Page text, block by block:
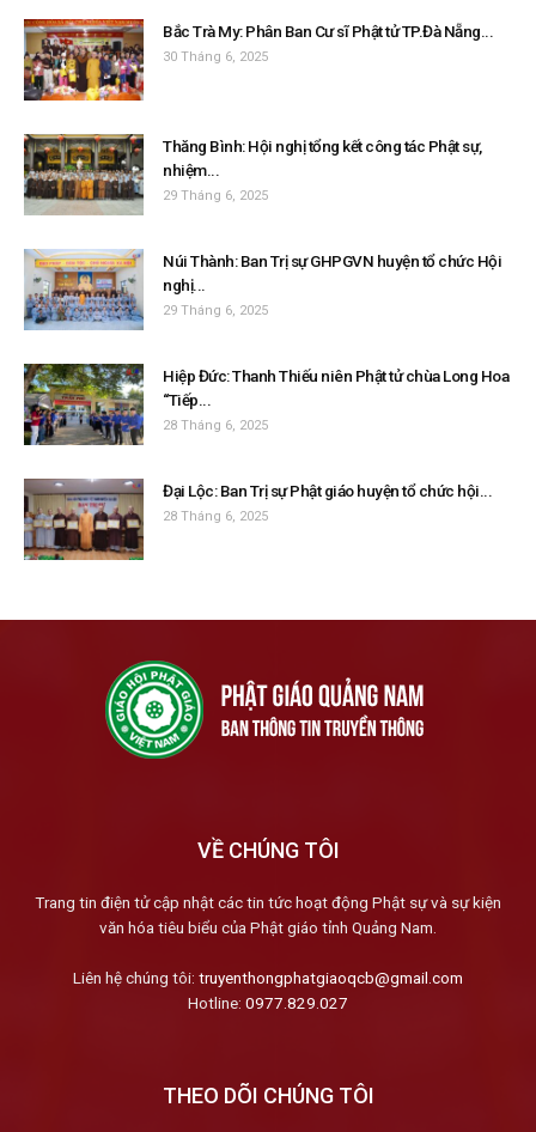
Bắc Trà My: Phân Ban Cư sĩ Phật tử TP.Đà Nẵng...
30 Tháng 6, 2025
Thăng Bình: Hội nghị tổng kết công tác Phật sự,
nhiệm...
29 Tháng 6, 2025
Núi Thành: Ban Trị sự GHPGVN huyện tổ chức Hội
nghị...
29 Tháng 6, 2025
Hiệp Đức: Thanh Thiếu niên Phật tử chùa Long Hoa
“Tiếp...
28 Tháng 6, 2025
Đại Lộc: Ban Trị sự Phật giáo huyện tổ chức hội...
28 Tháng 6, 2025
VỀ CHÚNG TÔI
Trang tin điện tử cập nhật các tin tức hoạt động Phật sự và sự kiện
văn hóa tiêu biểu của Phật giáo tỉnh Quảng Nam.
Liên hệ chúng tôi: truyenthongphatgiaoqcb@gmail.com
Hotline: 0977.829.027
THEO DÕI CHÚNG TÔI